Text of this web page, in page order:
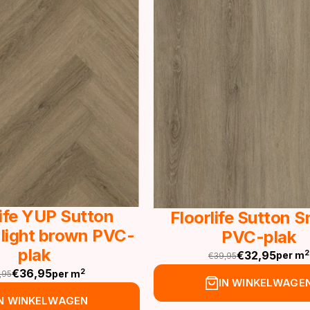
YUP Sutton
brown PVC-
plak
€36,95per m2
WINKELWAGEN
Floorlife Sutton
PVC-plak
€39,95
Oorspronkelijke
prijs
€32,95
Huidige
prijs
per m2
IN